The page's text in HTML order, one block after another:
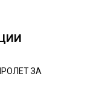
ЗА